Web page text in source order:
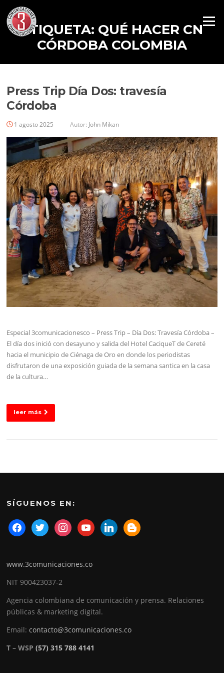
Menú
ETIQUETA: QUÉ HACER CN
CÓRDOBA COLOMBIA
Press Trip Día Dos: travesía
Córdoba
1 agosto 2025 Autor: John Mikan
Especial 3comunicacionesco – Press Trip – Día Dos: Travesía Córdoba –
El día dos inició con desayuno y salida del Hotel CaciqueT de Cereté
hacia el municipio de Ciénaga de Oro en donde los periodistas
disfrutaron de una exposición guiada de la semana santica en la casa
de la cultura…
leer más
SÍGUENOS EN:
www.3comunicaciones.co
NIT 900423037-2
Agencia colombiana de comunicación y prensa. Relaciones
públicas & marketing digital.
Email:contacto@3comunicaciones.co
T – WSP(57) 315 788 4141